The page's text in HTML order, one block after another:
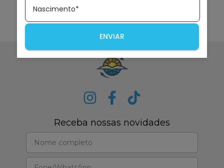
Página 3 de 3 Ir
Receba nossas novidades
Nascimento*
ENVIAR